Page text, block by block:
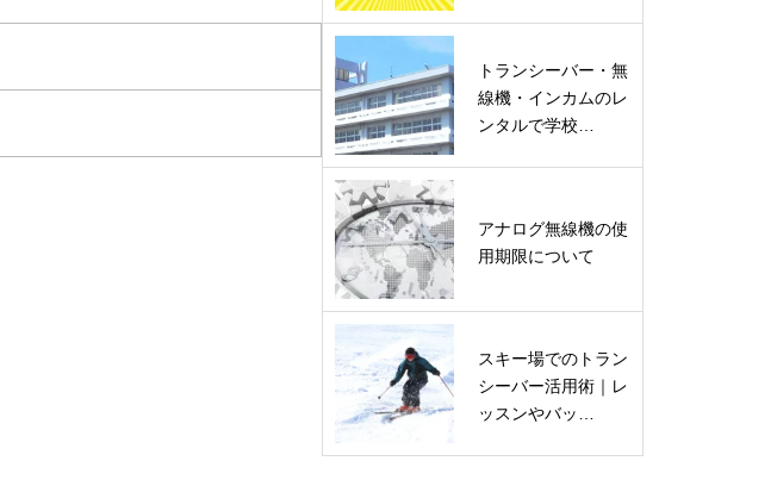
トランシーバー・無
線機・インカムのレ
ンタルで学校…
アナログ無線機の使
用期限について
スキー場でのトラン
シーバー活用術｜レ
ッスンやバッ…